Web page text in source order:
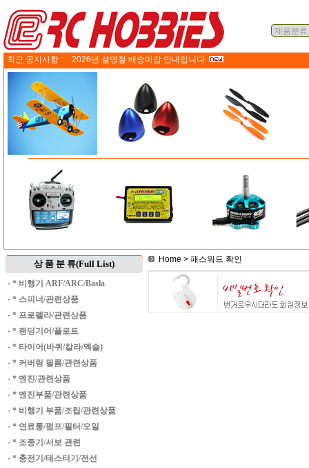
최근 공지사항 : 2026년 설명절 배송마감 안내입니다.
상 품 분 류(Full List)
· * 비행기 ARF/ARC/Basla
· * 스피너/관련상품
· * 프로펠라/관련상품
· * 랜딩기어/플로트
· * 타이어(바퀴/칼라/엑슬)
· * 커버링 필름/관련상품
· * 엔진/관련상품
· * 엔진부품/관련상품
· * 비행기 부품/조립/관련상품
· * 연료통/펌프/필터/오일
· * 조종기/서보 관련
· * 충전기/테스터기/전선
Home > 패스워드 확인